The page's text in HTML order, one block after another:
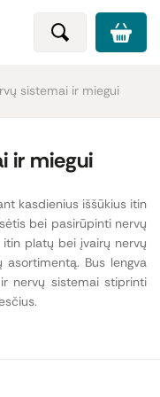
sistemai ir miegui
ir miegui
kasdienius iššūkius itin
bei pasirūpinti nervų
platų bei įvairų nervų
Bus lengva
nervų sistemai stiprinti
stygių, verta savo